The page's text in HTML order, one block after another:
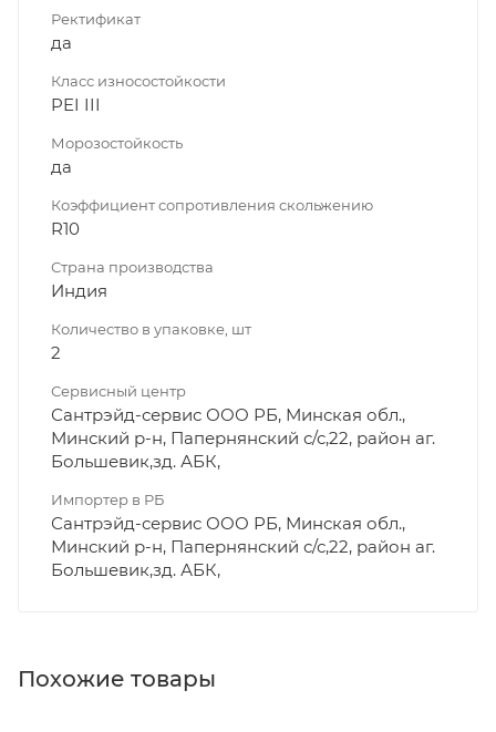
Ректификат
да
Класс износостойкости
PEI III
Морозостойкость
да
Коэффициент сопротивления скольжению
R10
Страна производства
Индия
Количество в упаковке, шт
2
Сервисный центр
Сантрэйд-сервис ООО РБ, Минская обл.,
Минский р-н, Папернянский с/с,22, район аг.
Большевик,зд. АБК,
Импортер в РБ
Сантрэйд-сервис ООО РБ, Минская обл.,
Минский р-н, Папернянский с/с,22, район аг.
Большевик,зд. АБК,
Похожие товары